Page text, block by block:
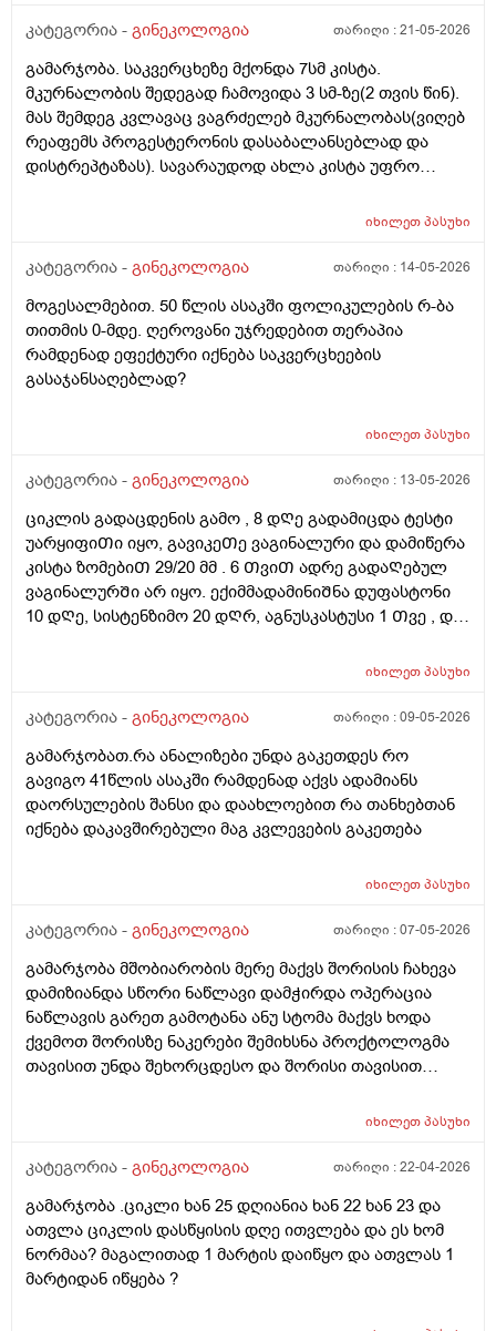
იყოს?
კატეგორია - გინეკოლოგია თარიღი :21-05-2026
გამარჯობა. საკვერცხეზე მქონდა 7სმ კისტა.
მკურნალობის შედეგად ჩამოვიდა 3 სმ-ზე(2 თვის წინ).
მას შემდეგ კვლავაც ვაგრძელებ მკურნალობას(ვიღებ
რეაფემს პროგესტერონის დასაბალანსებლად და
დისტრეპტაზას). სავარაუდოდ ახლა კისტა უფრო
ვიზიტი) მსურს აპარატული მასაჟის - ენდოსფერო
კეთდება და ვიბრაციის მეშვეობით აუმჯობესებს
მაინტერესებს, მუცლის არეზე დასაშვებია ეს
პროცედურა?
იხილეთპასუხი
კატეგორია - გინეკოლოგია თარიღი : 14-05-2026
მოგესალმებით. 50 წლის ასაკში ფოლიკულების რ-ბა
თითმის 0-მდე. ღეროვანი უჯრედებით თერაპია
რამდენად ეფექტური იქნება საკვერცხეების
გასაჯანსაღებლად?
იხილეთპასუხი
კატეგორია - გინეკოლოგია თარიღი : 13-05-2026
ციკლის გადაცდენის გამო , 8 დᲦე გადამიცდა ტესტი
უარყიფიᲗი იყო, გავიკეᲗე ვაგინალური და დამიწერა
კისტა ზომებიᲗ 29/20 მმ . 6 ᲗვიᲗ ადრე გადაᲦებულ
ვაგინალურᲨი არ იყო. ექიმმადამინიᲨნა დუფასტონი
10 დᲦე, სისტენზიმო 20 დᲦრ, აგნუსკასტუსი 1 Თვე , და
რამდენადსაყურადᲦებოა და Თუ დაეხმარება ეს
იხილეთპასუხი
კატეგორია - გინეკოლოგია თარიღი :09-05-2026
გამარჯობათ.რა ანალიზები უნდა გაკეთდეს რო
გავიგო 41წლის ასაკში რამდენად აქვს ადამიანს
დაორსულების შანსი და დაახლოებით რა თანხებთან
იქნება დაკავშირებული მაგ კვლევების გაკეთება
იხილეთპასუხი
კატეგორია - გინეკოლოგია თარიღი :07-05-2026
გამარჯობა მშობიარობის მერე მაქვს შორისის ჩახევა
დამიზიანდა სწორი ნაწლავი დამჭირდა ოპერაცია
ნაწლავის გარეთ გამოტანა ანუ სტომა მაქვს ხოდა
ქვემოთ შორისზე ნაკერები შემიხსნა პროქტოლოგმა
თავისით უნდა შეხორცდესო და შორისი თავისით
იხილეთპასუხი
კატეგორია - გინეკოლოგია თარიღი :22-04-2026
გამარჯობა .ციკლი ხან 25 დღიანია ხან 22 ხან 23 და
ათვლა ციკლის დასწყისის დღე ითვლება და ეს ხომ
ნორმაა? მაგალითად 1 მარტის დაიწყო და ათვლას 1
მარტიდან იწყება ?